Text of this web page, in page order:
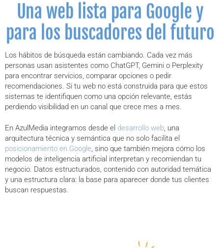
Una web lista para Google y
para los buscadores del futuro
Los hábitos de búsqueda están cambiando. Cada vez más
personas usan asistentes como ChatGPT, Gemini o Perplexity
para encontrar servicios, comparar opciones o pedir
recomendaciones. Si tu web no está construida para que estos
sistemas te identifiquen como una opción relevante, estás
perdiendo visibilidad en un canal que crece mes a mes.
En AzulMedia integramos desde el desarrollo web, una
arquitectura técnica y semántica que no solo facilita el
posicionamiento en Google, sino que también mejora cómo los
modelos de inteligencia artificial interpretan y recomiendan tu
negocio. Datos estructurados, contenido con autoridad temática
y una estructura clara: la base para aparecer donde tus clientes
buscan respuestas.